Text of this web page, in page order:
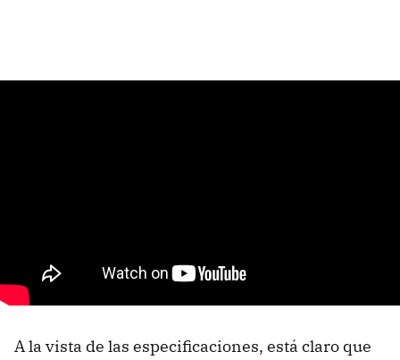
A la vista de las especificaciones, está claro que